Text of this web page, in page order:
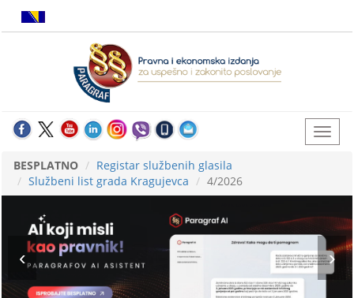
BESPLATNO
Registar službenih glasila
Službeni list grada Kragujevca
4/2026